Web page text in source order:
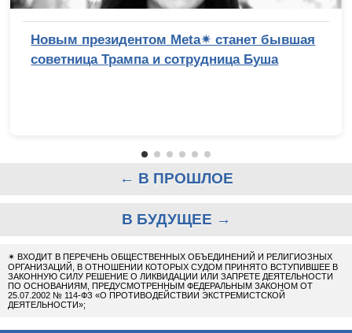
Новым президентом Meta✴ станет бывшая
советница Трампа и сотрудница Буша
← В ПРОШЛОЕ
В БУДУЩЕЕ →
✴ ВХОДИТ В ПЕРЕЧЕНЬ ОБЩЕСТВЕННЫХ ОБЪЕДИНЕНИЙ И РЕЛИГИОЗНЫХ
ОРГАНИЗАЦИЙ, В ОТНОШЕНИИ КОТОРЫХ СУДОМ ПРИНЯТО ВСТУПИВШЕЕ В
ЗАКОННУЮ СИЛУ РЕШЕНИЕ О ЛИКВИДАЦИИ ИЛИ ЗАПРЕТЕ ДЕЯТЕЛЬНОСТИ
ПО ОСНОВАНИЯМ, ПРЕДУСМОТРЕННЫМ ФЕДЕРАЛЬНЫМ ЗАКОНОМ ОТ
25.07.2002 № 114-ФЗ «О ПРОТИВОДЕЙСТВИИ ЭКСТРЕМИСТСКОЙ
ДЕЯТЕЛЬНОСТИ»;